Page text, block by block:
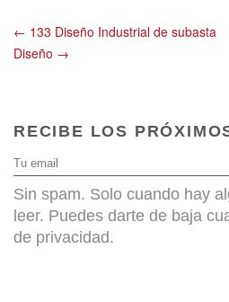
← 133 Diseño Industrial de subasta
Diseño →
RECIBE LOS
Sin spam. Solo cuando hay
leer. Puedes darte de baja
de privacidad.